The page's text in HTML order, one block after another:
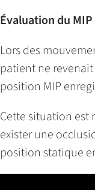
Évaluation du MIP
Lors des
patient ne
position MIP
Cette situation est
exister une
position statique